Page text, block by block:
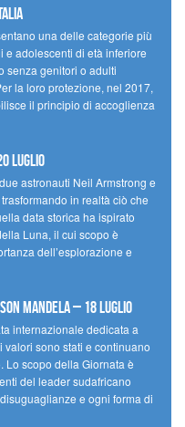
una delle categorie più
e adolescenti di età inferiore
senza genitori o adulti
la loro protezione, nel 2017,
il principio di accoglienza
luglio
astronauti Neil Armstrong e
in realtà ciò che
data storica ha ispirato
Luna, il cui scopo è
dell’esplorazione e
Mandela – 18 luglio
internazionale dedicata a
sono stati e continuano
Lo scopo della Giornata è
del leader sudafricano
e ogni forma di